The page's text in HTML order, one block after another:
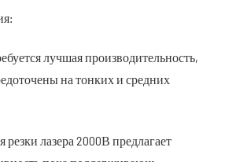
лучшая производительность,
на тонких и средних
лазера 2000В предлагает